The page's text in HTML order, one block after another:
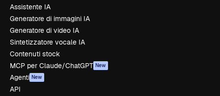
Assistente IA
Generatore di immagini IA
Generatore di video IA
Sintetizzatore vocale IA
Contenuti stock
MCP per Claude/ChatGPT New
Agenti New
API